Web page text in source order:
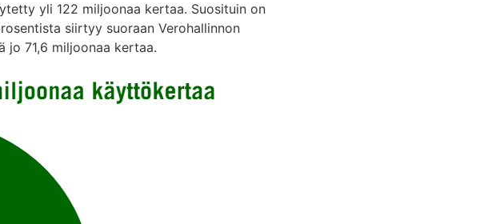
yli 122 miljoonaa kertaa. Suosituin on
siirtyy suoraan Verohallinnon
jo 71,6 miljoonaa kertaa.